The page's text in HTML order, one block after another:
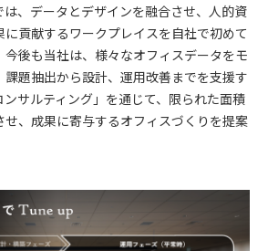
、データとデザインを融合させ、人的資
貢献するワークプレイスを自社で初めて
後も当社は、様々なオフィスデータをモ
題抽出から設計、運用改善までを支援す
サルティング」を通じて、限られた面積
せ、成果に寄与するオフィスづくりを提案